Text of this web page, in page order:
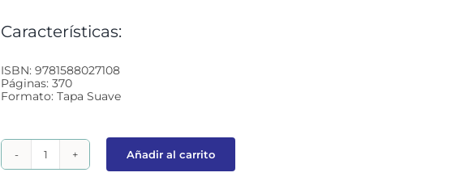
Características:
ISBN: 9781588027108
Páginas: 370
Formato: Tapa Suave
La
Escuela
Añadir al carrito